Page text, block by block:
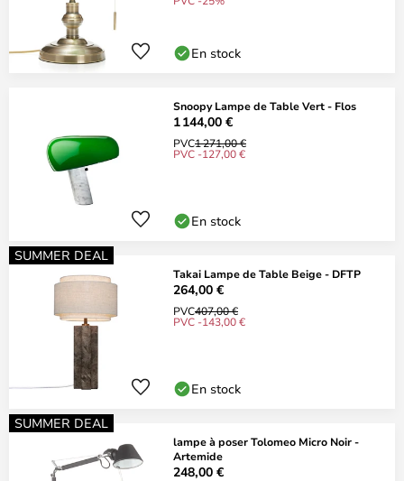
En stock
Snoopy Lampe de Table Vert - Flos
1 144,00 €
PVC1 271,00 €
PVC -127,00 €
En stock
SUMMER DEAL
Takai Lampe de Table Beige - DFTP
264,00 €
PVC407,00 €
PVC -143,00 €
En stock
SUMMER DEAL
lampe à poser Tolomeo Micro Noir -
Artemide
248,00 €